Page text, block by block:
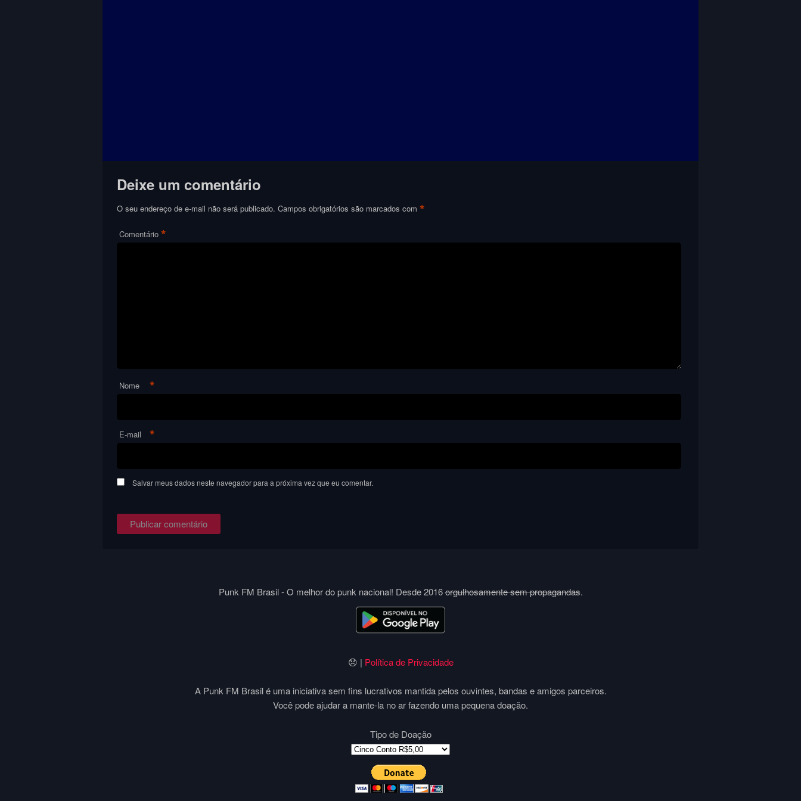
Deixe um comentário
O seu endereço de e-mail não será publicado. Campos obrigatórios são marcados com*
Comentário *
Nome *
E-mail *
Salvar meus dados neste navegador para a próxima vez que eu comentar.
Punk FM Brasil - O melhor do punk nacional! Desde 2016orgulhosamente sem propagandas.
😞 | Política de Privacidade
A Punk FM Brasil é uma iniciativa sem fins lucrativos mantida pelos ouvintes, bandas e amigos parceiros.
Você pode ajudar a mante-la no ar fazendo uma pequena doação.
Tipo de Doação